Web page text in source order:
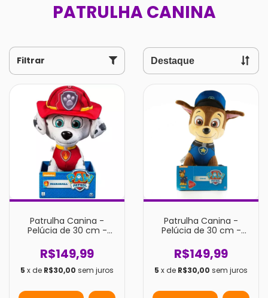
PATRULHA CANINA
Filtrar
Patrulha Canina -
Pelúcia de 30 cm -
R$149,99
5 x de R$30,00 sem juros
Patrulha Canina -
Pelúcia de 30 cm -
R$149,99
5 x de R$30,00 sem juros